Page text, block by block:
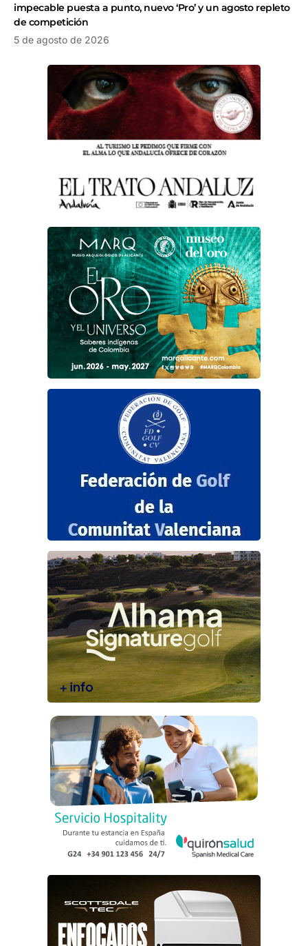
impecable puesta a punto, nuevo ‘Pro’ y un agosto repleto
de competición
5 de agosto de 2026